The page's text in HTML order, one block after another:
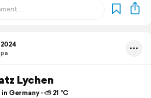
Lychen
Germany ⋅ ⛅ 21 °C